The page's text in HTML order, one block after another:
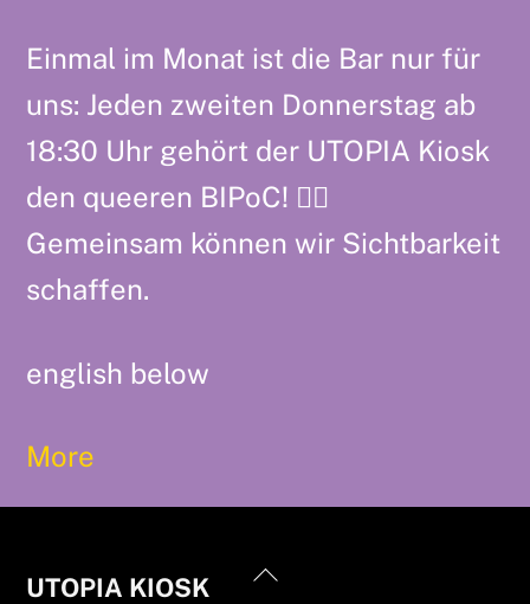
Einmal im Monat ist die Bar nur für
uns: Jeden zweiten Donnerstag ab
18:30 Uhr gehört der UTOPIA Kiosk
den queeren BIPoC! ✊🏽
Gemeinsam können wir Sichtbarkeit
schaffen.
english below
More
Back
UTOPIA KIOSK